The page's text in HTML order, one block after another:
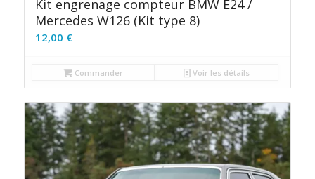
Kit engrenage compteur BMW E24 /
Mercedes W126 (Kit type 8)
12,00 €
Commander Voir les détails